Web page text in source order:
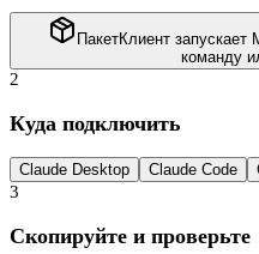
ПакетКлиент запускает
команду
2
Куда подключить
Claude Desktop Claude Code
3
Скопируйте и проверьте